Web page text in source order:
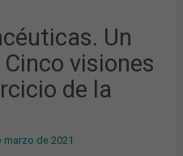
Un
visiones
de la
marzo de 2021